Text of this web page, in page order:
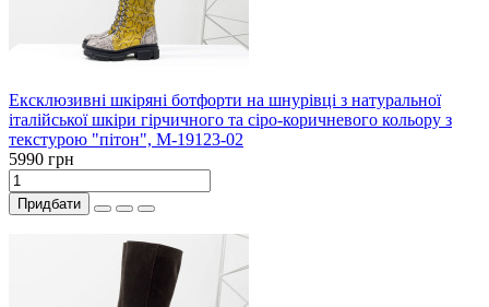
Ексклюзивні шкіряні ботфорти на шнурівці з натуральної
італійської шкіри гірчичного та сіро-коричневого кольору з
текстурою "пітон", М-19123-02
5990 грн
Придбати